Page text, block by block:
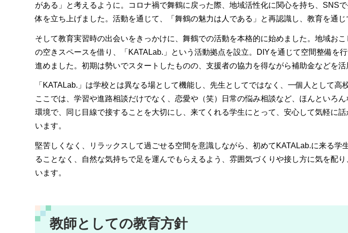
がある」と考えるように。コロナ禍で舞鶴に戻った際、地域活性化に関心を持ち、SNS
体を立ち上げました。活動を通じて、「舞鶴の魅力は人である」と再認識し、教育を通じ
そして教育実習時の出会いをきっかけに、舞鶴での活動を本格的に始めました。地域お
の空きスペースを借り、「KATALab.」という活動拠点を設立。DIYを通じて空間整備を
進めました。初期は勢いでスタートしたものの、支援者の協力を得ながら補助金などを活
「KATALab.」は学校とは異なる場として機能し、先生としてではなく、一個人として高
ここでは、学習や進路相談だけでなく、恋愛や（笑）日常の悩み相談など、ほんといろ
環境で、同じ目線で接することを大切にし、来てくれる学生にとって、安心して気軽に
います。
堅苦しくなく、リラックスして過ごせる空間を意識しながら、初めてKATALab.に来る学
ることなく、自然な気持ちで足を運んでもらえるよう、雰囲気づくりや接し方に気を配
います。
教師としての教育方針